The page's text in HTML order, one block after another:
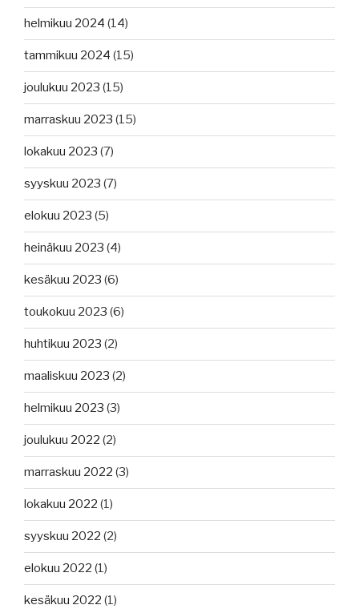
helmikuu 2024 (14)
tammikuu 2024 (15)
joulukuu 2023 (15)
marraskuu 2023 (15)
lokakuu 2023 (7)
syyskuu 2023 (7)
elokuu 2023 (5)
heinäkuu 2023 (4)
kesäkuu 2023 (6)
toukokuu 2023 (6)
huhtikuu 2023 (2)
maaliskuu 2023 (2)
helmikuu 2023 (3)
joulukuu 2022 (2)
marraskuu 2022 (3)
lokakuu 2022 (1)
syyskuu 2022 (2)
elokuu 2022 (1)
kesäkuu 2022 (1)